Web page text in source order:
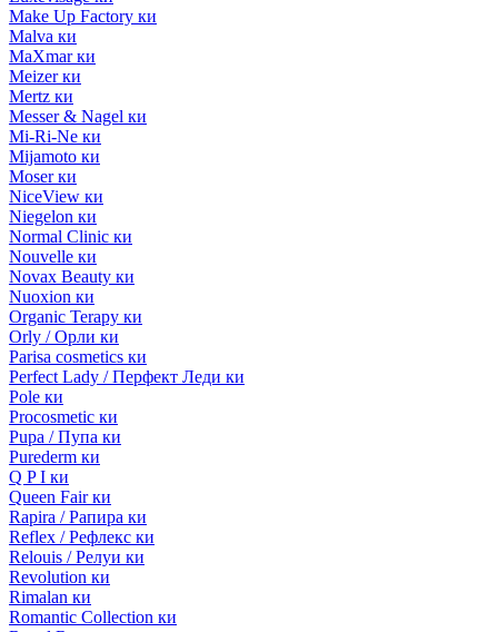
Make Up Factory ки
Malva ки
MaXmar ки
Meizer ки
Mertz ки
Messer & Nagel ки
Mi-Ri-Ne ки
Mijamoto ки
Moser ки
NiceView ки
Niegelon ки
Normal Clinic ки
Nouvelle ки
Novax Beauty ки
Nuoxion ки
Organic Terapy ки
Orly / Орли ки
Parisa cosmetics ки
Perfect Lady / Перфект Леди ки
Pole ки
Procosmetic ки
Pupa / Пупа ки
Purederm ки
Q P I ки
Queen Fair ки
Rapira / Рапира ки
Reflex / Рефлекс ки
Relouis / Релуи ки
Revolution ки
Rimalan ки
Romantic Collection ки